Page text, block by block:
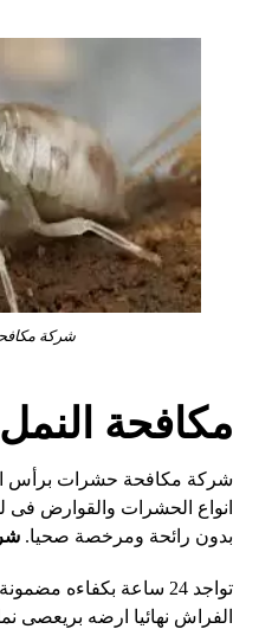
شركة
مكافحة
شركة مكافحة حشرات برأس
انواع الحشرات⁦⁩ والقوارض فى
بدون رائحة ومرخصة صحيا.
تواجد 24 ساعة بكفاءه
الفراش نهائيا ارضه بريعصى